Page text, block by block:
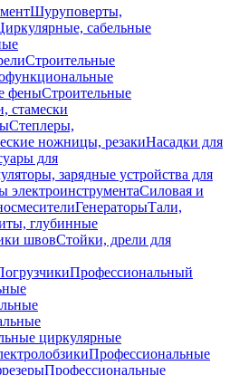
Шуруповерты,
сабельные
Строительные
феныСтроительные
стамески
Степлеры,
ножницы, резакиНасадки для
для
зарядные устройства для
электроинструментаСиловая и
ГенераторыТали,
глубинные
швовСтойки, дрели для
Профессиональный
циркулярные
Профессиональные
Профессиональные